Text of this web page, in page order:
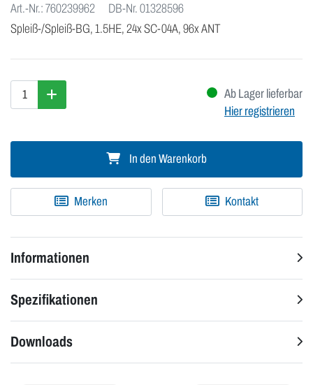
Art.-Nr.: 760239962
DB-Nr. 01328596
Spleiß-/Spleiß-BG, 1.5HE, 24x SC-04A, 96x ANT
Ab Lager lieferbar
Hier registrieren
In den Warenkorb
Merken Kontakt
Informationen
Spezifikationen
Downloads